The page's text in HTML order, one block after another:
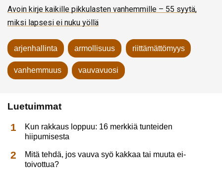
Avoin kirje kaikille pikkulasten vanhemmille – 55 syytä,
miksi lapsesi ei nuku yöllä
arjenhallinta armollisuus riittämättömyys
vanhemmuus vauvavuosi
Luetuimmat
Kun rakkaus loppuu: 16 merkkiä tunteiden
hiipumisesta
Mitä tehdä, jos vauva syö kakkaa tai muuta ei-
toivottua?